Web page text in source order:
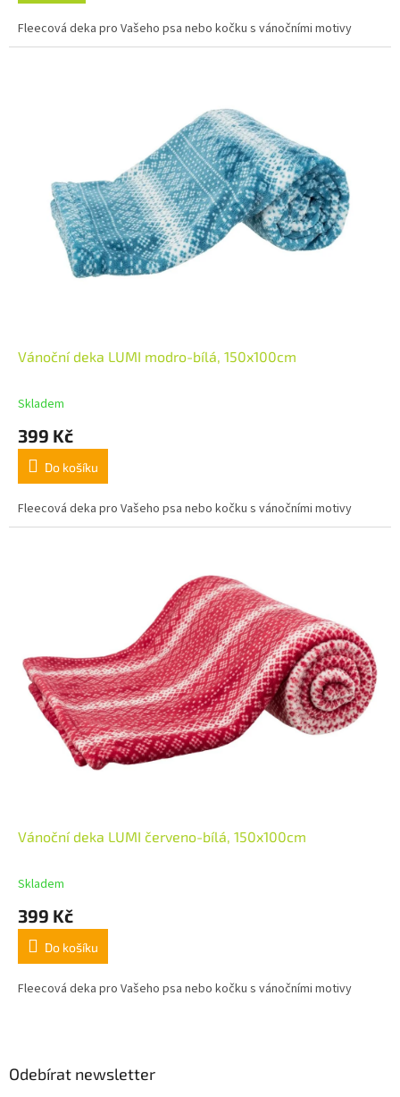
Fleecová deka pro Vašeho psa nebo kočku s vánočními motivy
Vánoční deka LUMI modro-bílá, 150x100cm
Skladem
399 Kč
Do košíku
Fleecová deka pro Vašeho psa nebo kočku s vánočními motivy
Vánoční deka LUMI červeno-bílá, 150x100cm
Skladem
399 Kč
Do košíku
Fleecová deka pro Vašeho psa nebo kočku s vánočními motivy
Odebírat newsletter